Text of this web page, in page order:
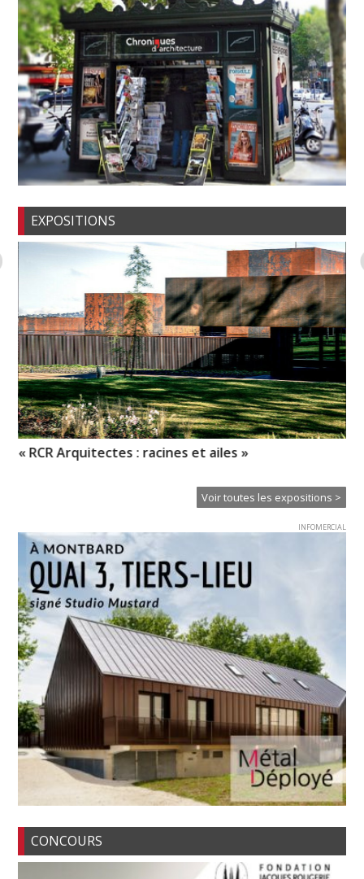
EXPOSITIONS
« RCR Arquitectes : racines et ailes »
Voir toutes les expositions >
INFOMERCIAL
CONCOURS